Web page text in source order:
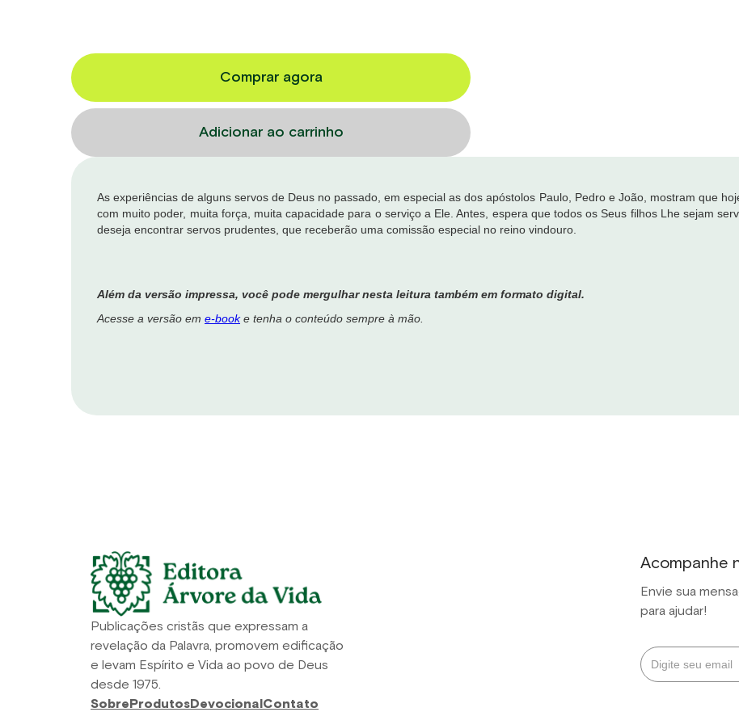
Comprar agora
As experiências de alguns servos de Deus no passado, em especial as dos apóstolos Paulo, Pedro e João, mostram que
com muito poder, muita força, muita capacidade para o serviço a Ele. Antes, espera que todos os Seus filhos Lhe sejam
deseja encontrar servos prudentes, que receberão uma comissão especial no reino vindouro.
Além da versão impressa, você pode mergulhar nesta leitura também em formato digital.
Acesse a versão em e-booke tenha o conteúdo sempre à mão.
Publicações cristãs que expressam a
revelação da Palavra, promovem edificação
e levam Espírito e Vida ao povo de Deus
desde 1975.
SobreProdutosDevocionalContato
Acompanhe
Envie sua
para ajudar!